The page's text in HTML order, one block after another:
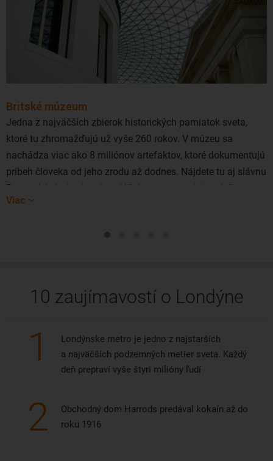
Britské múzeum
Jedna z najväčších zbierok historických pamiatok sveta,
ktoré tu zhromažďujú už vyše 260 rokov. V múzeu sa
nachádza viac ako 8 miliónov artefaktov, ktoré dokumentujú
príbeh človeka od jeho zrodu až dodnes. Nájdete tu aj slávnu
Rosettskú dosku, ktorá rozlúštila tajomstvo hieroglyfov.
Viac
10 zaujímavostí o Londýne
1
Londýnske metro je jedno z najstarších
a najväčších podzemných metier sveta. Každý
deň prepraví vyše štyri milióny ľudí
2
Obchodný dom Harrods predával kokaín až do
roku 1916